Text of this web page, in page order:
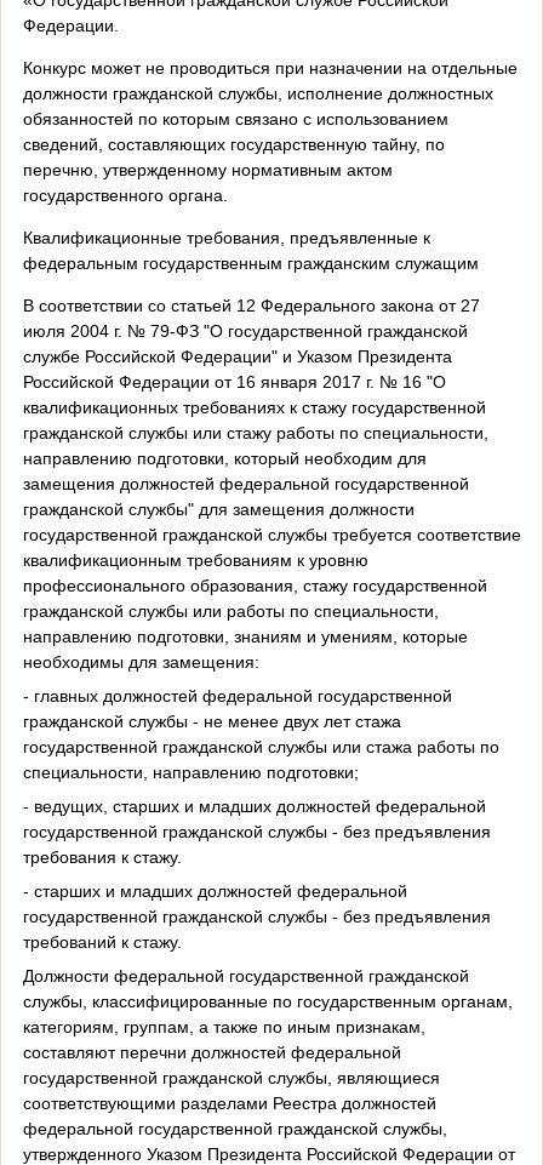
Федерации.
Конкурс может не проводиться при назначении на отдельные
должности гражданской службы, исполнение должностных
обязанностей по которым связано с использованием
сведений, составляющих государственную тайну, по
перечню, утвержденному нормативным актом
государственного органа.
Квалификационные требования, предъявленные к
федеральным государственным гражданским служащим
В соответствии со статьей 12 Федерального закона от 27
июля 2004 г. № 79-ФЗ "О государственной гражданской
службе Российской Федерации" и Указом Президента
Российской Федерации от 16 января 2017 г. № 16 "О
квалификационных требованиях к стажу государственной
гражданской службы или стажу работы по специальности,
направлению подготовки, который необходим для
замещения должностей федеральной государственной
гражданской службы" для замещения должности
государственной гражданской службы требуется соответствие
квалификационным требованиям к уровню
профессионального образования, стажу государственной
гражданской службы или работы по специальности,
направлению подготовки, знаниям и умениям, которые
необходимы для замещения:
- главных должностей федеральной государственной
гражданской службы - не менее двух лет стажа
государственной гражданской службы или стажа работы по
специальности, направлению подготовки;
- ведущих, старших и младших должностей федеральной
государственной гражданской службы - без предъявления
требования к стажу.
- старших и младших должностей федеральной
государственной гражданской службы - без предъявления
требований к стажу.
Должности федеральной государственной гражданской
службы, классифицированные по государственным органам,
категориям, группам, а также по иным признакам,
составляют перечни должностей федеральной
государственной гражданской службы, являющиеся
соответствующими разделами Реестра должностей
федеральной государственной гражданской службы,
утвержденного Указом Президента Российской Федерации от